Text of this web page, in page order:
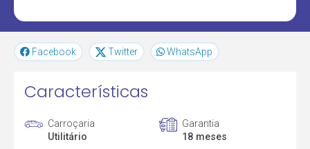
Facebook Twitter WhatsApp
Características
Carroçaria
Utilitário
Garantia
18 meses